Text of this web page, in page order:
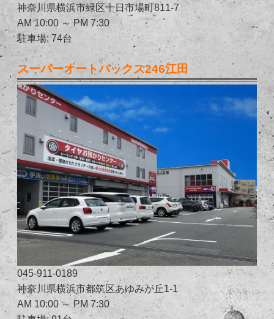
神奈川県横浜市緑区十日市場町811-7
AM 10:00 ～ PM 7:30
駐車場: 74台
スーパーオートバックス246江田
045-911-0189
神奈川県横浜市都筑区あゆみが丘1-1
AM 10:00 ～ PM 7:30